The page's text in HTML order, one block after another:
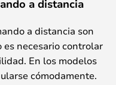
a distancia
a distancia son
necesario controlar
En los modelos
cómodamente.